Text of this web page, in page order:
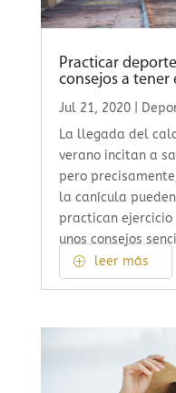
Practicar
consejos a tener
Jul 21, 2020|
La llegada del
verano incitan a
pero
la canícula
practican ejercicio
unos consejos
leer más